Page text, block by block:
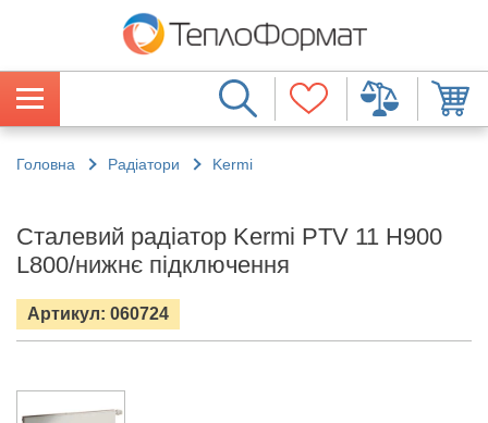
Головна Радіатори Kermi
Сталевий радіатор Kermi PTV 11 H900
L800/нижнє підключення
Артикул: 060724